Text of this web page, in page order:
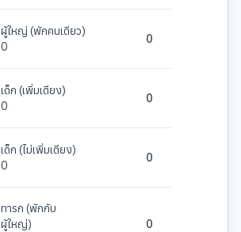
ผู้ใหญ่ (พักคนเดียว)
0
0
เด็ก (เพิ่มเตียง)
0
0
เด็ก (ไม่เพิ่มเตียง)
0
0
ทารก (พักกับ
ผู้ใหญ่)
0